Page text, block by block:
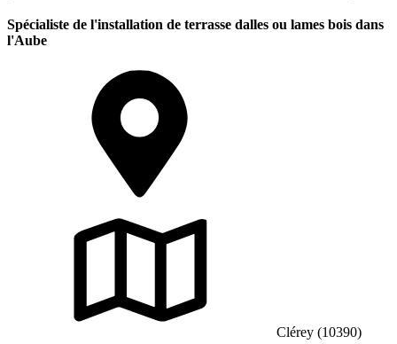
Spécialiste de l'installation de terrasse dalles ou lames bois dans
l'Aube
Clérey (10390)